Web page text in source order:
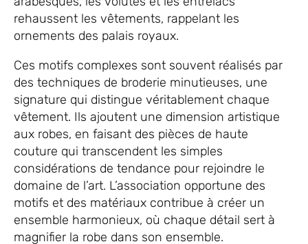
rehaussent les vêtements, rappelant les
ornements des palais royaux.
Ces motifs complexes sont souvent réalisés par
des techniques de broderie minutieuses, une
signature qui distingue véritablement chaque
vêtement. Ils ajoutent une dimension artistique
aux robes, en faisant des pièces de haute
couture qui transcendent les simples
considérations de tendance pour rejoindre le
domaine de l’art. L’association opportune des
motifs et des matériaux contribue à créer un
ensemble harmonieux, où chaque détail sert à
magnifier la robe dans son ensemble.